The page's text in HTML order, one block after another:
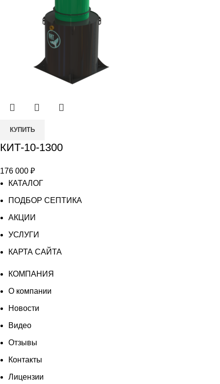
Количество
КИТ-10-
КУПИТЬ
КИТ-10-1300
176 000 ₽
КАТАЛОГ
ПОДБОР СЕПТИКА
АКЦИИ
УСЛУГИ
КАРТА САЙТА
КОМПАНИЯ
О компании
Новости
Видео
Отзывы
Контакты
Лицензии